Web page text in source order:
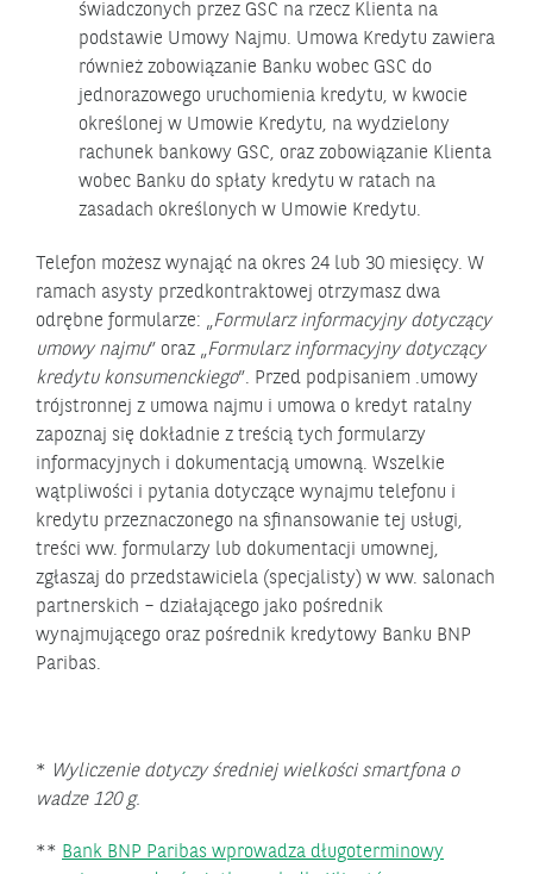
świadczonych przez GSC na rzecz Klienta na
podstawie Umowy Najmu. Umowa Kredytu zawiera
również zobowiązanie Banku wobec GSC do
jednorazowego uruchomienia kredytu, w kwocie
określonej w Umowie Kredytu, na wydzielony
rachunek bankowy GSC, oraz zobowiązanie Klienta
wobec Banku do spłaty kredytu w ratach na
zasadach określonych w Umowie Kredytu.
Telefon możesz wynająć na okres 24 lub 30 miesięcy. W
ramach asysty przedkontraktowej otrzymasz dwa
odrębne formularze: „Formularz informacyjny dotyczący
umowy najmu” oraz „Formularz informacyjny dotyczący
kredytu konsumenckiego”. Przed podpisaniem .umowy
trójstronnej z umowa najmu i umowa o kredyt ratalny
zapoznaj się dokładnie z treścią tych formularzy
informacyjnych i dokumentacją umowną. Wszelkie
wątpliwości i pytania dotyczące wynajmu telefonu i
kredytu przeznaczonego na sfinansowanie tej usługi,
treści ww. formularzy lub dokumentacji umownej,
zgłaszaj do przedstawiciela (specjalisty) w ww. salonach
partnerskich – działającego jako pośrednik
wynajmującego oraz pośrednik kredytowy Banku BNP
Paribas.
*
Wyliczenie dotyczy średniej wielkości smartfona o
wadze 120 g.
** Bank BNP Paribas wprowadza długoterminowy